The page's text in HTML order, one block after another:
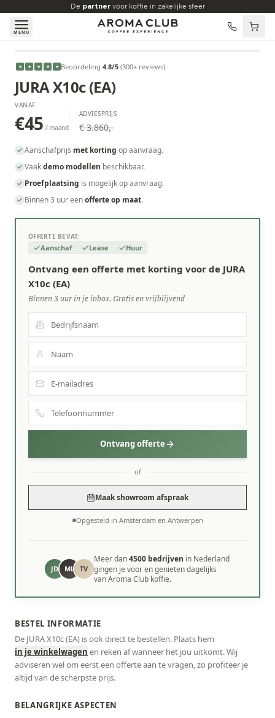
Skip to main content
De partnervoor koffie in zakelijke sfeer
MENU
VANAF
€45
★ ★ ★ ★ ★ Beoordeling 4.8/5 (300+ reviews)
JURA X10c (EA)
VANAF
€45 / maand
ADVIESPRIJS
€ 3.860,-
Aanschafprijs met korting op aanvraag.
Vaakdemo modellen beschikbaar.
Proefplaatsing is mogelijk op aanvraag.
Binnen 3 uur eenofferte op maat.
OFFERTE BEVAT:
Aanschaf Lease Huur
Ontvang een offerte met korting voor de JURA
X10c (EA)
Binnen 3 uur in je inbox. Gratis en vrijblijvend
Ontvang offerte
of
Maak showroom afspraak
Opgesteld in Amsterdam en Antwerpen
JD ML TV
Meer dan4500 bedrijven in Nederland
gingen je voor en genieten dagelijks
van Aroma Club koffie.
BESTEL INFORMATIE
De JURA X10c (EA) is ook direct te bestellen. Plaats hem
in je winkelwagen en reken af wanneer het jou uitkomt. Wij
adviseren wel om eerst een offerte aan te vragen, zo profiteer je
altijd van de scherpste prijs.
BELANGRIJKE ASPECTEN